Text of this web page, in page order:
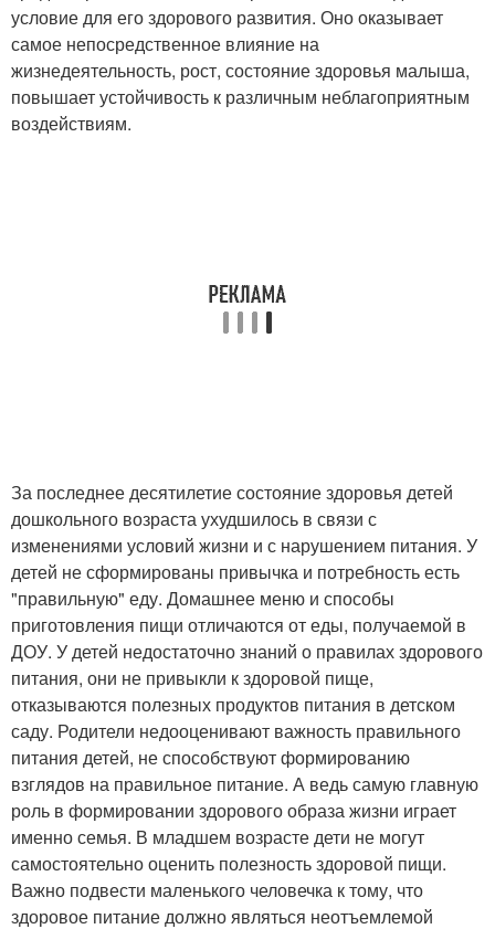
условие для его здорового развития. Оно оказывает
самое непосредственное влияние на
жизнедеятельность, рост, состояние здоровья малыша,
повышает устойчивость к различным неблагоприятным
воздействиям.
За последнее десятилетие состояние здоровья детей
дошкольного возраста ухудшилось в связи с
изменениями условий жизни и с нарушением питания. У
детей не сформированы привычка и потребность есть
"правильную" еду. Домашнее меню и способы
приготовления пищи отличаются от еды, получаемой в
ДОУ. У детей недостаточно знаний о правилах здорового
питания, они не привыкли к здоровой пище,
отказываются полезных продуктов питания в детском
саду. Родители недооценивают важность правильного
питания детей, не способствуют формированию
взглядов на правильное питание. А ведь самую главную
роль в формировании здорового образа жизни играет
именно семья. В младшем возрасте дети не могут
самостоятельно оценить полезность здоровой пищи.
Важно подвести маленького человечка к тому, что
здоровое питание должно являться неотъемлемой